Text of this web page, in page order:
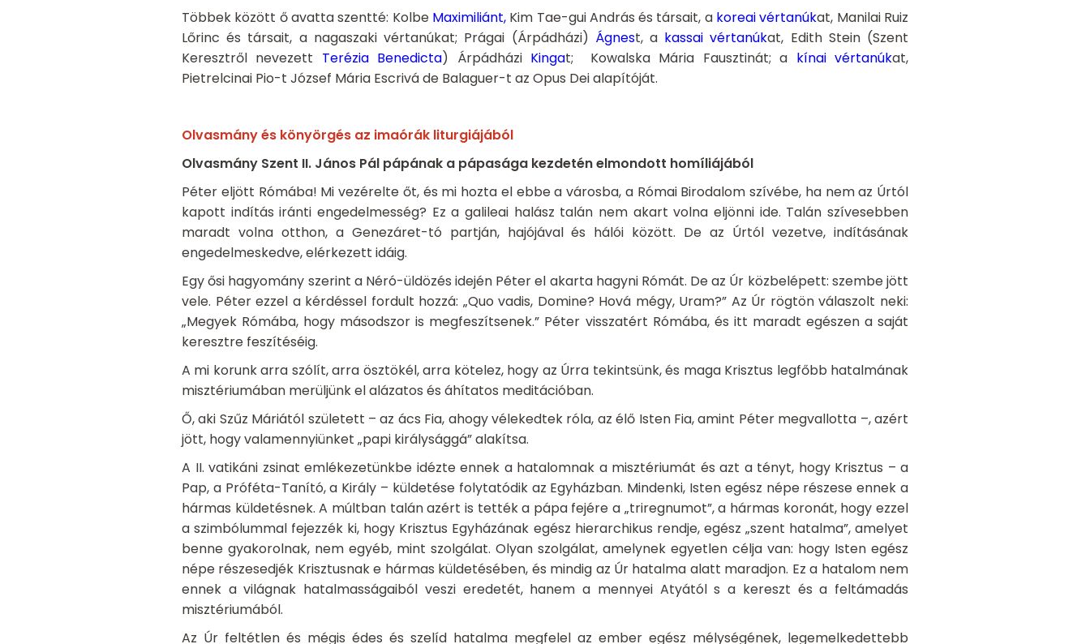
Többek között ő avatta szentté: Kolbe Maximiliánt, Kim Tae-gui András és társait, a koreai vértanúkat, Manilai Ruiz
Lőrinc és társait, a nagaszaki vértanúkat; Prágai (Árpádházi) Ágnest, a kassai vértanúkat, Edith Stein (Szent
Keresztről nevezett Terézia Benedicta) Árpádházi Kingat; Kowalska Mária Fausztinát; a kínai vértanúkat,
Pietrelcinai Pio-t József Mária Escrivá de Balaguer-t az Opus Dei alapítóját.
Olvasmány és könyörgés az imaórák liturgiájából
Olvasmány Szent II. János Pál pápának a pápasága kezdetén elmondott homíliájából
Péter eljött Rómába! Mi vezérelte őt, és mi hozta el ebbe a városba, a Római Birodalom szívébe, ha nem az Úrtól
kapott indítás iránti engedelmesség? Ez a galileai halász talán nem akart volna eljönni ide. Talán szívesebben
maradt volna otthon, a Genezáret-tó partján, hajójával és hálói között. De az Úrtól vezetve, indításának
engedelmeskedve, elérkezett idáig.
Egy ősi hagyomány szerint a Néró-üldözés idején Péter el akarta hagyni Rómát. De az Úr közbelépett: szembe jött
vele. Péter ezzel a kérdéssel fordult hozzá: „Quo vadis, Domine? Hová mégy, Uram?” Az Úr rögtön válaszolt neki:
„Megyek Rómába, hogy másodszor is megfeszítsenek.” Péter visszatért Rómába, és itt maradt egészen a saját
keresztre feszítéséig.
A mi korunk arra szólít, arra ösztökél, arra kötelez, hogy az Úrra tekintsünk, és maga Krisztus legfőbb hatalmának
misztériumában merüljünk el alázatos és áhítatos meditációban.
Ő, aki Szűz Máriától született – az ács Fia, ahogy vélekedtek róla, az élő Isten Fia, amint Péter megvallotta –, azért
jött, hogy valamennyiünket „papi királysággá” alakítsa.
A II. vatikáni zsinat emlékezetünkbe idézte ennek a hatalomnak a misztériumát és azt a tényt, hogy Krisztus – a
Pap, a Próféta-Tanító, a Király – küldetése folytatódik az Egyházban. Mindenki, Isten egész népe részese ennek a
hármas küldetésnek. A múltban talán azért is tették a pápa fejére a „triregnumot”, a hármas koronát, hogy ezzel
a szimbólummal fejezzék ki, hogy Krisztus Egyházának egész hierarchikus rendje, egész „szent hatalma”, amelyet
benne gyakorolnak, nem egyéb, mint szolgálat. Olyan szolgálat, amelynek egyetlen célja van: hogy Isten egész
népe részesedjék Krisztusnak e hármas küldetésében, és mindig az Úr hatalma alatt maradjon. Ez a hatalom nem
ennek a világnak hatalmasságaiból veszi eredetét, hanem a mennyei Atyától s a kereszt és a feltámadás
misztériumából.
Az Úr feltétlen és mégis édes és szelíd hatalma megfelel az ember egész mélységének, legemelkedettebb